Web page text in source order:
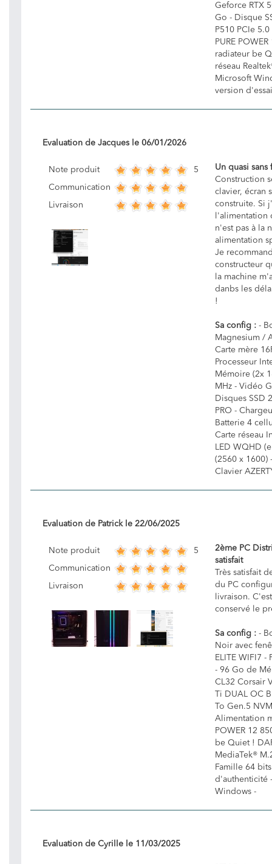
Geforce RTX
Go - Disque
P510 PCIe
PURE
radiateur be
réseau
Microsoft
version
Evaluation de Jacques le 06/01/2026
Note produit 5
Communication
Livraison
Un quasi sans
Construction
clavier, écran
construite. Si
l'alimentation
n'est pas à la
alimentation
Je
constructeur
la machine
danbs les
!
Sa config : -
Magnesium /
Carte mère
Processeur
Mémoire (2x
MHz - Vidéo
Disques SSD
PRO -
Batterie 4
Carte réseau
LED WQHD
(2560 x 1600)
Clavier
Evaluation de Patrickle 22/06/2025
Note produit 5
Communication
Livraison
2ème PC
satisfait
Très satisfait
du PC
livraison.
conservé le
Sa config : -
Noir avec
ELITE WIFI7
- 96 Go de
CL32 Corsair
Ti DUAL OC
To Gen.5
Alimentation
POWER 12
be Quiet !
MediaTek®
Famille 64
d'authenticité
Windows -
Evaluation de Cyrille le 11/03/2025